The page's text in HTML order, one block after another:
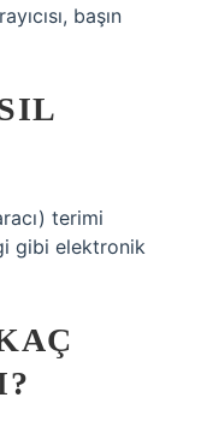
başın
terimi
gibi elektronik